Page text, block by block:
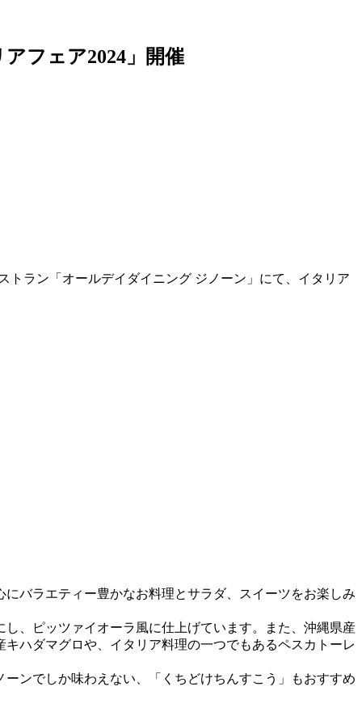
フェア2024」開催
トラン「オールデイダイニング ジノーン」にて、イタリア
バラエティー豊かなお料理とサラダ、スイーツをお楽しみ
、ピッツァイオーラ風に仕上げています。また、沖縄県産
ハダマグロや、イタリア料理の一つでもあるペスカトーレ
ンでしか味わえない、「くちどけちんすこう」もおすすめ